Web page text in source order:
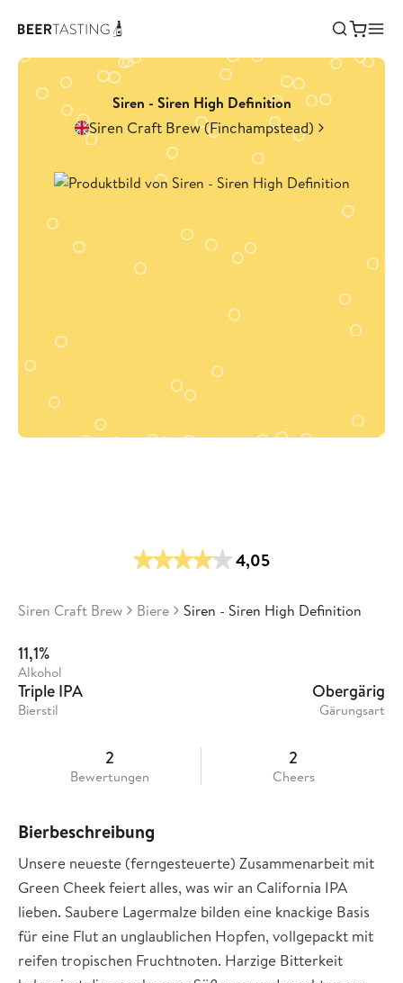
Siren - Siren High Definition
Siren Craft Brew (Finchampstead)
4,05
Siren Craft Brew Biere Siren - Siren High Definition
11,1%
Alkohol
Triple IPA
Bierstil
Obergärig
Gärungsart
2
Bewertungen
2
Cheers
Bierbeschreibung
Unsere neueste (ferngesteuerte) Zusammenarbeit mit
Green Cheek feiert alles, was wir an California IPA
lieben. Saubere Lagermalze bilden eine knackige Basis
für eine Flut an unglaublichen Hopfen, vollgepackt mit
reifen tropischen Fruchtnoten. Harzige Bitterkeit